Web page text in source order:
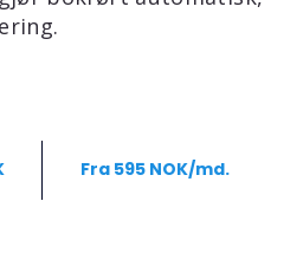
Fra 595 NOK/md.